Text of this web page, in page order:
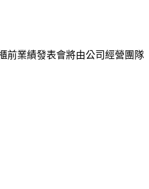
前業績發表會將由公司經營團隊